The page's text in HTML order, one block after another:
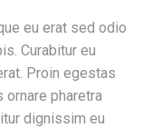
eu erat sed odio
Curabitur eu
Proin egestas
ornare pharetra
dignissim eu